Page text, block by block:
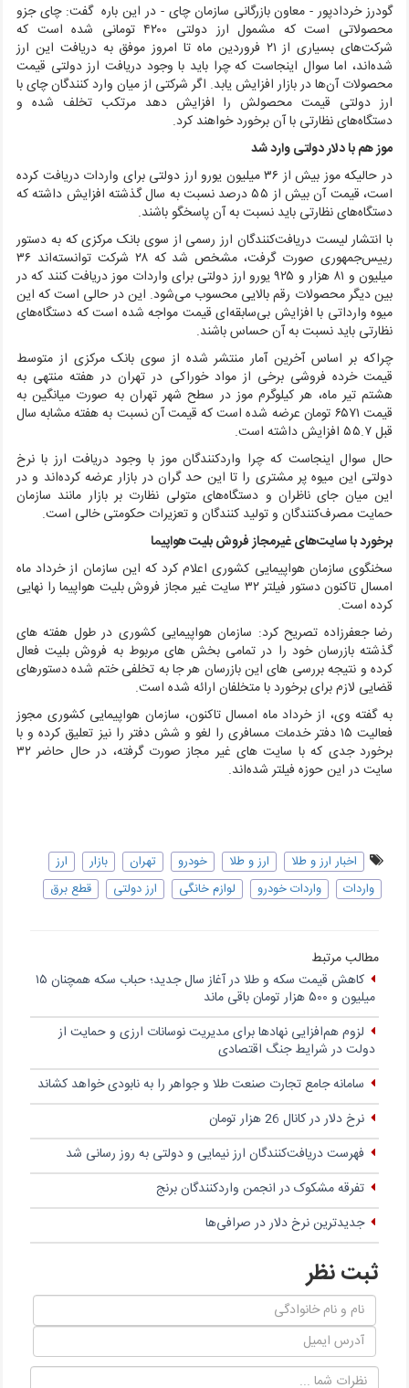
گودرز خردادپور - معاون بازرگانی سازمان چای - در این باره گفت: چای جزو
محصولاتی است که مشمول ارز دولتی ۴۲۰۰ تومانی شده است که
شرکت‌های بسیاری از ۲۱ فروردین ماه تا امروز موفق به دریافت این ارز
شده‌اند، اما سوال اینجاست که چرا باید با وجود دریافت ارز دولتی قیمت
محصولات آن‌ها در بازار افزایش یابد. اگر شرکتی از میان وارد کنندگان چای با
ارز دولتی قیمت محصولش را افزایش دهد مرتکب تخلف شده و
دستگاه‌های نظارتی با آن برخورد خواهند کرد.
موز هم با دلار دولتی وارد شد
در حالیکه موز بیش از ۳۶ میلیون یورو ارز دولتی برای واردات دریافت کرده
است، قیمت آن بیش از ۵۵ درصد نسبت به سال گذشته افزایش داشته که
دستگاه‌های نظارتی باید نسبت به آن پاسخگو باشند.
با انتشار لیست دریافت‌کنندگان ارز رسمی از سوی بانک مرکزی که به دستور
رییس‌جمهوری صورت گرفت، مشخص شد که ۲۸ شرکت توانسته‌اند ۳۶
میلیون و ۸۱ هزار و ۹۲۵ یورو ارز دولتی برای واردات موز دریافت کنند که در
بین دیگر محصولات رقم بالایی محسوب می‌شود. این در حالی است که این
میوه وارداتی با افزایش بی‌سابقه‌ای قیمت مواجه شده است که دستگاه‌های
نظارتی باید نسبت به آن حساس باشند.
چراکه بر اساس آخرین آمار منتشر شده از سوی بانک مرکزی از متوسط
قیمت خرده فروشی برخی از مواد خوراکی در تهران در هفته منتهی به
هشتم تیر ماه، هر کیلوگرم موز در سطح شهر تهران به صورت میانگین به
قیمت ۶۵۷۱ تومان عرضه شده است که قیمت آن نسبت به هفته مشابه سال
قبل ۵۵.۷ افزایش داشته است.
حال سوال اینجاست که چرا واردکنندگان موز با وجود دریافت ارز با نرخ
دولتی این میوه پر مشتری را تا این حد گران در بازار عرضه کرده‌اند و در
این میان جای ناظران و دستگاه‌های متولی نظارت بر بازار مانند سازمان
حمایت مصرف‌کنندگان و تولید کنندگان و تعزیرات حکومتی خالی است.
برخورد با سایت‌های غیرمجاز فروش بلیت هواپیما
سخنگوی سازمان هواپیمایی کشوری اعلام کرد که این سازمان از خرداد ماه
امسال تاکنون دستور فیلتر ۳۲ سایت غیر مجاز فروش بلیت هواپیما را نهایی
کرده است.
رضا جعفرزاده تصریح کرد: سازمان هواپیمایی کشوری در طول هفته های
گذشته بازرسان خود را در تمامی بخش های مربوط به فروش بلیت فعال
کرده و نتیجه بررسی های این بازرسان هر جا به تخلفی ختم شده دستورهای
قضایی لازم برای برخورد با متخلفان ارائه شده است.
به گفته وی، از خرداد ماه امسال تاکنون، سازمان هواپیمایی کشوری مجوز
فعالیت ۱۵ دفتر خدمات مسافری را لغو و شش دفتر را نیز تعلیق کرده و با
برخورد جدی که با سایت های غیر مجاز صورت گرفته، در حال حاضر ۳۲
سایت در این حوزه فیلتر شده‌اند.
اخبار ارز و طلا ارز و طلا خودرو تهران بازار
ارز
واردات
واردات خودرو لوازم خانگی ارز دولتی قطع برق
مطالب مرتبط
کاهش قیمت سکه و طلا در آغاز سال جدید؛ حباب سکه همچنان ۱۵
میلیون و ۵۰۰ هزار تومان باقی ماند
لزوم هم‌افزایی نهادها برای مدیریت نوسانات ارزی و حمایت از
دولت در شرایط جنگ اقتصادی
سامانه جامع تجارت صنعت طلا و جواهر را به نابودی خواهد کشاند
نرخ دلار در کانال 26 هزار تومان
فهرست دریافت‌کنندگان ارز نیمایی و دولتی به روز رسانی شد
تفرقه مشکوک در انجمن واردکنندگان برنج
جدیدترین نرخ دلار در صرافی‌ها
ثبت نظر